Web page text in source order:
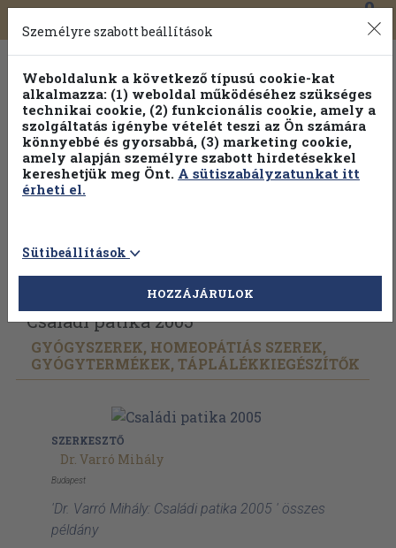
Toggle
navigation
0
Válogasson több mint 1.000.000 kiadványunk közül
100% kedvezménnyel!
Vissza az előző oldalra Válasszon példányt
Családi patika 2005
GYÓGYSZEREK, HOMEOPÁTIÁS SZEREK,
GYÓGYTERMÉKEK, TÁPLÁLÉKKIEGÉSZÍTŐK
SZERKESZTŐ
Dr. Varró Mihály
Budapest
'Dr. Varró Mihály: Családi patika 2005 ' összes
példány
Személyre szabott beállítások
Weboldalunk a következő típusú cookie-kat
alkalmazza: (1) weboldal működéséhez szükséges
technikai cookie, (2) funkcionális cookie, amely a
szolgáltatás igénybe vételét teszi az Ön számára
könnyebbé és gyorsabbá, (3) marketing cookie,
amely alapján személyre szabott hirdetésekkel
kereshetjük meg Önt. A sütiszabályzatunkat itt
érheti el.
Sütibeállítások
HOZZÁJÁRULOK